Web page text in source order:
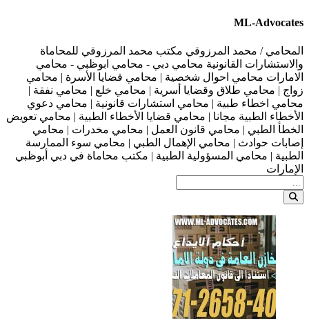
ML-Advocates
المحامي / محمد المرزوقي مكتب محمد المرزوقي للمحاماة
والاستشارات القانونية محامي دبي - محامي ابوظبي - محامي
الامارات محامي احوال شخصية | محامي قضايا الأسرة | محامي
زواج | محامي طلاق وقضايا أسرية | محامي خلع | محامي نفقة |
محامي اخطاء طبية | محامي استشارات قانونية | محامي دعوي
الأخطاء الطبية مجانا | محامي قضايا الأخطاء الطبية | محامي تعويض
الخطأ الطبي | محامي قانون العمل | محامي مخدرات | محامي
إصابات حوادث | محامي الإهمال الطبي | محامي سوء الممارسة
الطبية | محامي المسؤولية الطبية | مكتب محاماة في دبي أبوظبي
الإمارات